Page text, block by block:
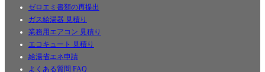
ゼロエミ書類の再提出
ガス給湯器 見積り
業務用エアコン 見積り
エコキュート 見積り
給湯省エネ申請
よくある質問 FAQ